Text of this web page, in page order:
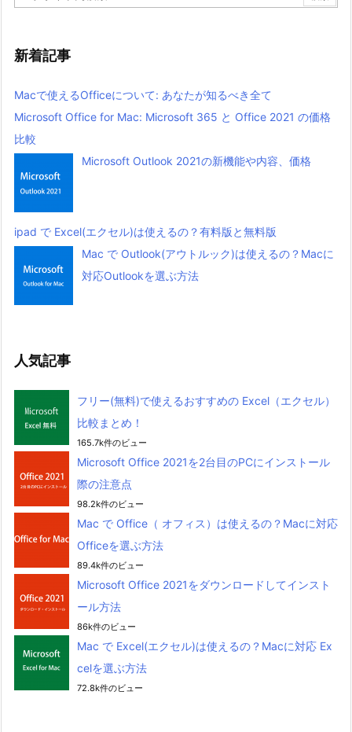
新着記事
Macで使えるOfficeについて: あなたが知るべき全て
Microsoft Office for Mac: Microsoft 365 と Office 2021 の価格
比較
Microsoft Outlook 2021の新機能や内容、価格
ipad で Excel(エクセル)は使えるの？有料版と無料版
Mac で Outlook(アウトルック)は使えるの？Macに
対応Outlookを選ぶ方法
人気記事
フリー(無料)で使えるおすすめの Excel（エクセル）
比較まとめ！
165.7k件のビュー
Microsoft Office 2021を2台目のPCにインストール
際の注意点
98.2k件のビュー
Mac で Office（ オフィス）は使えるの？Macに対応
Officeを選ぶ方法
89.4k件のビュー
Microsoft Office 2021をダウンロードしてインスト
ール方法
86k件のビュー
Mac で Excel(エクセル)は使えるの？Macに対応 Ex
celを選ぶ方法
72.8k件のビュー